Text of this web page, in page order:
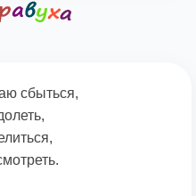
сбыться,